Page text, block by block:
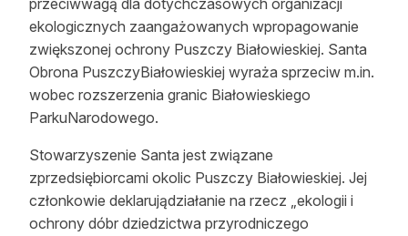
O nas
100 lat „Lasu Polskiego”
Prenumerata
Reklama
Zostań autorem
przeciwwagą dla dotychczasowych organizacji
ekologicznych zaangażowanych wpropagowanie
zwiększonej ochrony Puszczy Białowieskiej. Santa
Obrona PuszczyBiałowieskiej wyraża sprzeciw m.in.
wobec rozszerzenia granic Białowieskiego
ParkuNarodowego.
Stowarzyszenie Santa jest związane
zprzedsiębiorcami okolic Puszczy Białowieskiej. Jej
członkowie deklarujądziałanie na rzecz „ekologii i
ochrony dóbr dziedzictwa przyrodniczego